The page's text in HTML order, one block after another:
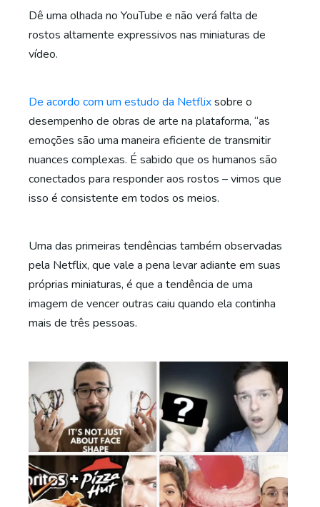
Dê uma olhada no YouTube e não verá falta de
rostos altamente expressivos nas miniaturas de
vídeo.
De acordo com um estudo da Netflixsobre o
desempenho de obras de arte na plataforma, “as
emoções são uma maneira eficiente de transmitir
nuances complexas. É sabido que os humanos são
conectados para responder aos rostos – vimos que
isso é consistente em todos os meios.
Uma das primeiras tendências também observadas
pela Netflix, que vale a pena levar adiante em suas
próprias miniaturas, é que a tendência de uma
imagem de vencer outras caiu quando ela continha
mais de três pessoas.